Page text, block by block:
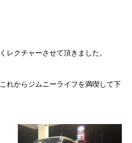
レクチャーさせて頂きました。
れからジムニーライフを満喫して下